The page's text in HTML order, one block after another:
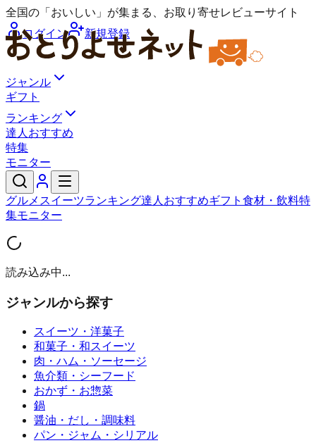
全国の「おいしい」が集まる、お取り寄せレビューサイト
ログイン
新規登録
ジャンル
ギフト
ランキング
達人おすすめ
特集
モニター
グルメ スイーツランキング達人おすすめギフト 食材・飲料特
集モニター
読み込み中...
ジャンルから探す
スイーツ・洋菓子
和菓子・和スイーツ
肉・ハム・ソーセージ
魚介類・シーフード
おかず・お惣菜
鍋
醤油・だし・調味料
パン・ジャム・シリアル